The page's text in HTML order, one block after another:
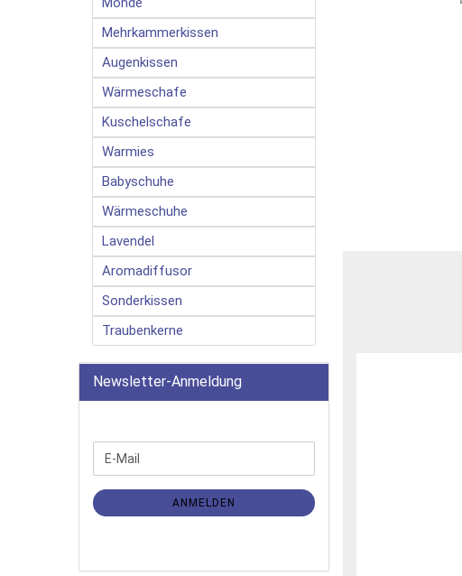
Mehrkammerkissen
Augenkissen
Wärmeschafe
Kuschelschafe
Warmies
Babyschuhe
Wärmeschuhe
Lavendel
Aromadiffusor
Sonderkissen
Traubenkerne
Newsletter-Anmeldung
ZUR
ANMELDUNG
E-
Mail
ANMELDEN